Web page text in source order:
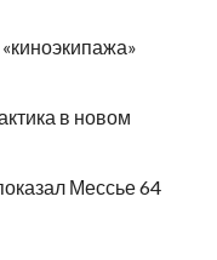
в новом
Мессье 64